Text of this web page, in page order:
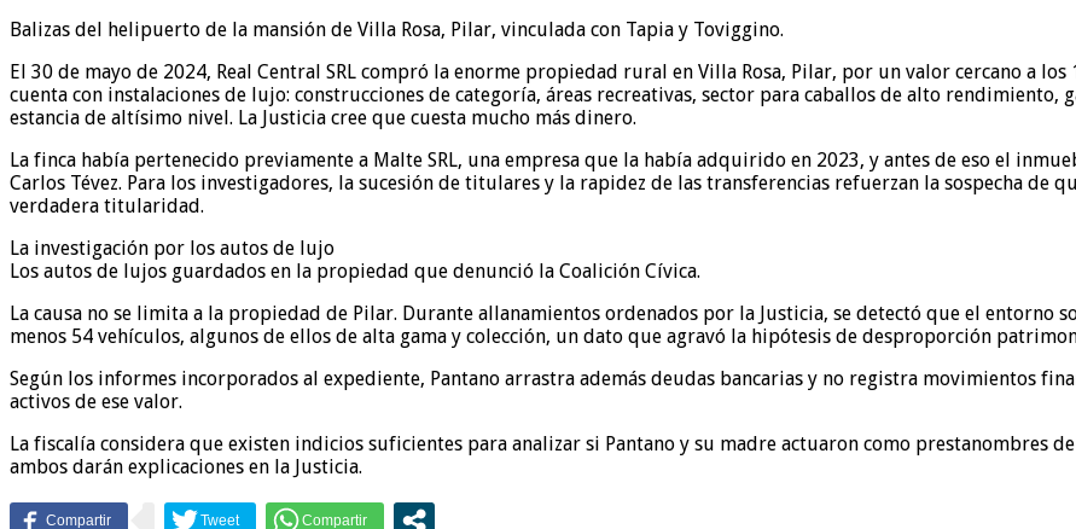
Balizas del helipuerto de la mansión de Villa Rosa, Pilar, vinculada con Tapia y Toviggino.
El 30 de mayo de 2024, Real Central SRL compró la enorme propiedad rural en Villa Rosa, Pilar, por un valor cercano a
cuenta con instalaciones de lujo: construcciones de categoría, áreas recreativas, sector para caballos de alto
estancia de altísimo nivel. La Justicia cree que cuesta mucho más dinero.
La finca había pertenecido previamente a Malte SRL, una empresa que la había adquirido en 2023, y antes de eso el
Carlos Tévez. Para los investigadores, la sucesión de titulares y la rapidez de las transferencias refuerzan la sospecha
verdadera titularidad.
La investigación por los autos de lujo
Los autos de lujos guardados en la propiedad que denunció la Coalición Cívica.
La causa no se limita a la propiedad de Pilar. Durante allanamientos ordenados por la Justicia, se detectó que el entorno
menos 54 vehículos, algunos de ellos de alta gama y colección, un dato que agravó la hipótesis de desproporción
Según los informes incorporados al expediente, Pantano arrastra además deudas bancarias y no registra movimientos
activos de ese valor.
La fiscalía considera que existen indicios suficientes para analizar si Pantano y su madre actuaron como prestanombres
ambos darán explicaciones en la Justicia.